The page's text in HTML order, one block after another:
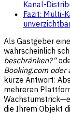
Kanal-
Fazit: Multi-
Als Gastgeber
wahrscheinlich
beschränken?“
Booking.com
kurze Antwort:
mehreren
die Ihrem Objekt